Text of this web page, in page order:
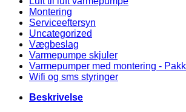
Montering
Serviceeftersyn
Uncategorized
Vægbeslag
Varmepumpe skjuler
Varmepumper med montering -
Wifi og sms styringer
Beskrivelse